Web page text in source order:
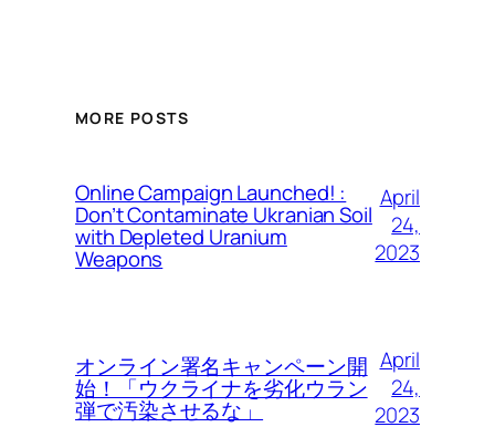
MORE POSTS
Online Campaign Launched! :
Don’t Contaminate Ukranian Soil
with Depleted Uranium
Weapons
April
24,
2023
オンライン署名キャンペーン開
始！「ウクライナを劣化ウラン
弾で汚染させるな」
April
24,
2023